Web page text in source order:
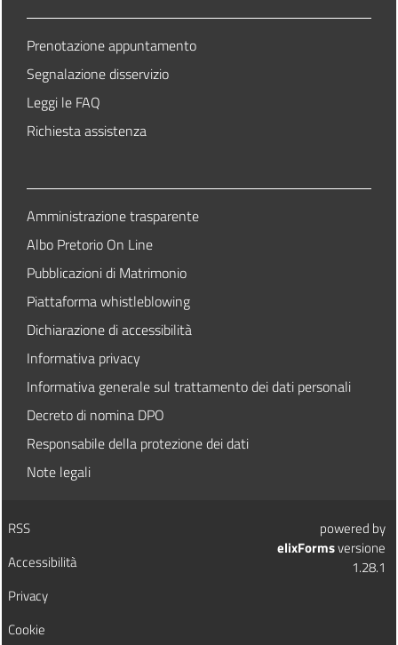
Prenotazione appuntamento
Segnalazione disservizio
Leggi le FAQ
Richiesta assistenza
Amministrazione trasparente
Albo Pretorio On Line
Pubblicazioni di Matrimonio
Piattaforma whistleblowing
Dichiarazione di accessibilità
Informativa privacy
Informativa generale sul trattamento dei dati personali
Decreto di nomina DPO
Responsabile della protezione dei dati
Note legali
RSS
Accessibilità
Privacy
Cookie
powered by
elixFormsversione
1.28.1